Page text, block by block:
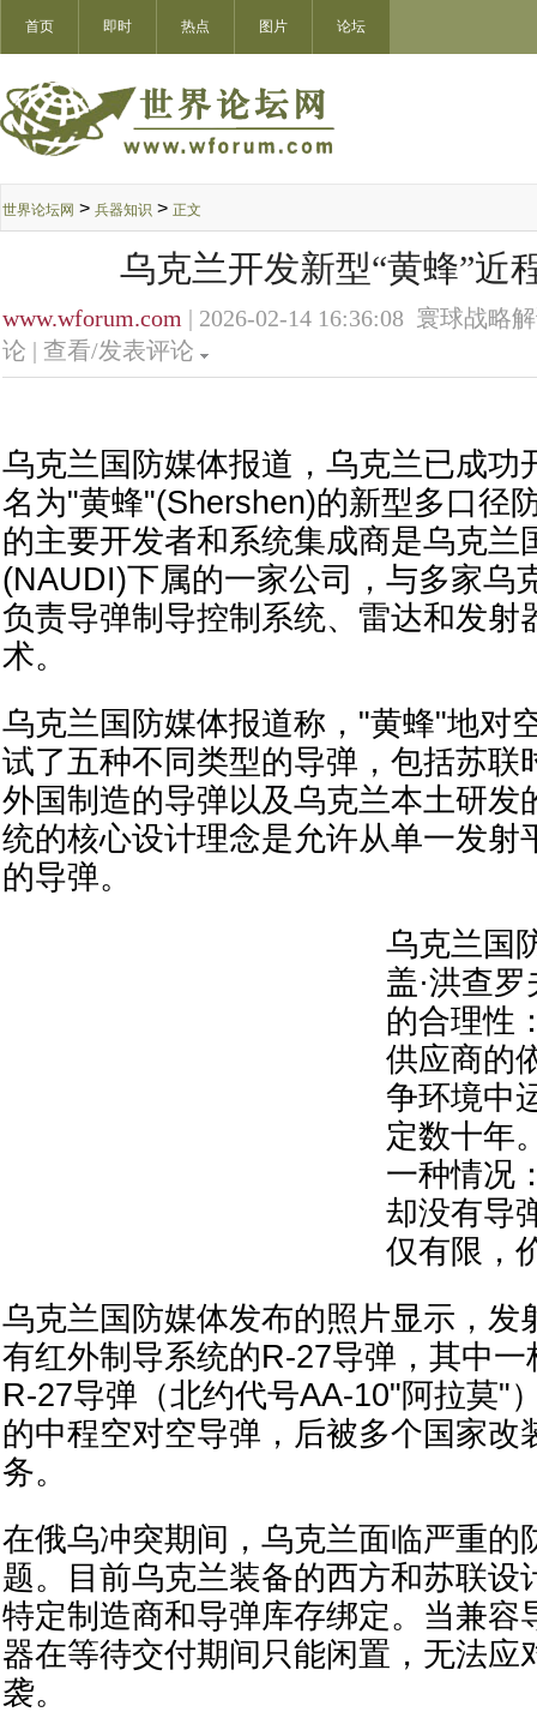
首页 即时 热点 图片 论坛
世界论坛网 > 兵器知识 > 正文
乌克兰开发新型“黄蜂”近
www.wforum.com | 2026-02-14 16:36:08 寰球战略
论 | 查看/发表评论
乌克兰国防媒体报道，乌克兰已成功
名为"黄蜂"(Shershen)的新型多口
的主要开发者和系统集成商是乌克兰
(NAUDI)下属的一家公司，与多家乌
负责导弹制导控制系统、雷达和发射
术。
乌克兰国防媒体报道称，"黄蜂"地对
试了五种不同类型的导弹，包括苏联
外国制造的导弹以及乌克兰本土研发
统的核心设计理念是允许从单一发射
的导弹。
乌克兰国
盖·洪查
的合理性
供应商的
争环境中
定数十年
一种情况
却没有导
仅有限，
乌克兰国防媒体发布的照片显示，发
有红外制导系统的R-27导弹，其中
R-27导弹（北约代号AA-10"阿拉莫"
的中程空对空导弹，后被多个国家改
务。
在俄乌冲突期间，乌克兰面临严重的
题。目前乌克兰装备的西方和苏联设
特定制造商和导弹库存绑定。当兼容
器在等待交付期间只能闲置，无法应
袭。